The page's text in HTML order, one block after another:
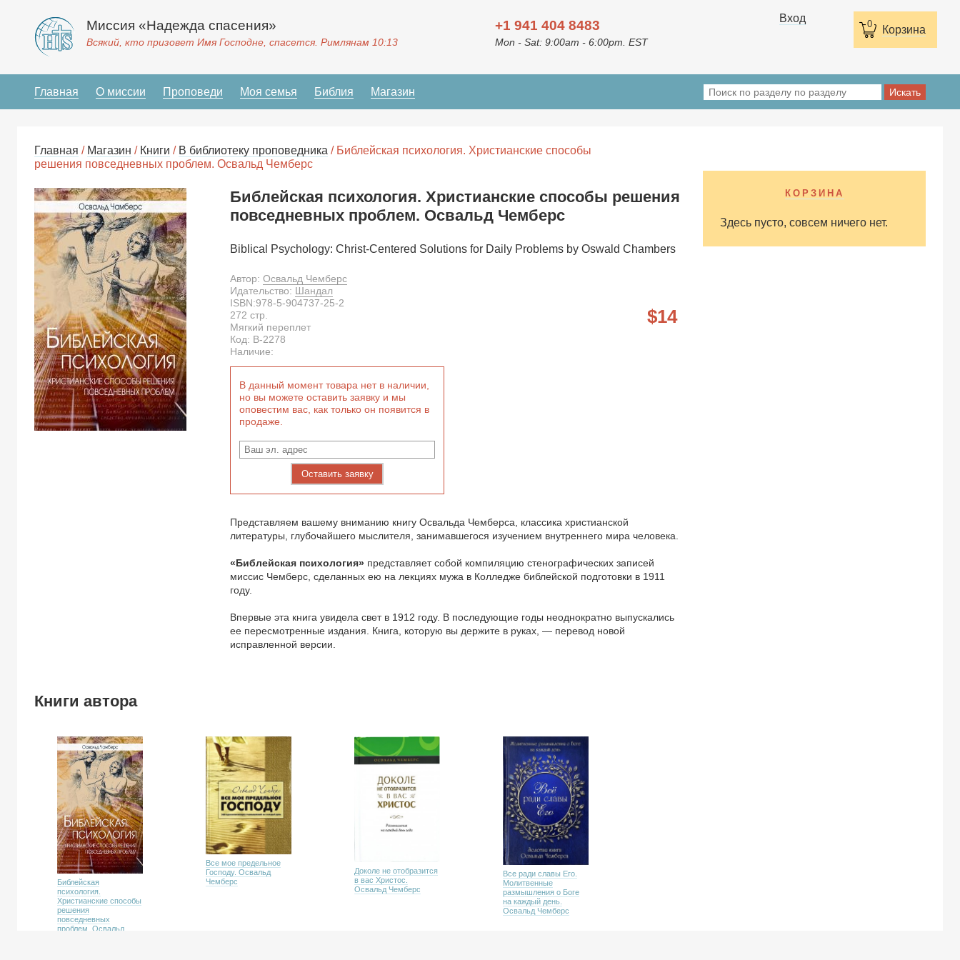
0 Корзина
Миссия «Надежда спасения»
Всякий, кто призовет Имя Господне, спасется. Римлянам 10:13
+1 941 404 8483
Mon - Sat: 9:00am - 6:00pm. EST
Вход
Главная О миссии Проповеди Моя семья Библия Магазин
Главная / Магазин / Книги / В библиотеку проповедника / Библейская психология. Христианские способы
решения повседневных проблем. Освальд Чемберс
Библейская психология. Христианские способы решения
повседневных проблем. Освальд Чемберс
Biblical Psychology: Christ-Centered Solutions for Daily Problems by Oswald Chambers
Автор: Освальд Чемберс
Идательство: Шандал
14
ISBN:978-5-904737-25-2
272 стр.
Мягкий переплет
Код: B-2278
Наличие:
В данный момент товара нет в наличии,
но вы можете оставить заявку и мы
оповестим вас, как только он появится в
продаже.
Оставить заявку
Представляем вашему вниманию книгу Освальда Чемберса, классика христианской
литературы, глубочайшего мыслителя, занимавшегося изучением внутреннего мира человека.
«Библейская психология» представляет собой компиляцию стенографических записей
миссис Чемберс, сделанных ею на лекциях мужа в Колледже библейской подготовки в 1911
году.
Впервые эта книга увидела свет в 1912 году. В последующие годы неоднократно выпускались
ее пересмотренные издания. Книга, которую вы держите в руках, — перевод новой
исправленной версии.
КОРЗИНА
Здесь пусто, совсем ничего нет.
Книги автора
Библейская
психология.
Христианские способы
решения
повседневных
проблем. Освальд
Все мое предельное
Господу. Освальд
Чемберс
Доколе не отобразится
в вас Христос.
Освальд Чемберс
Все ради славы Его.
Молитвенные
размышления о Боге
на каждый день.
Освальд Чемберс